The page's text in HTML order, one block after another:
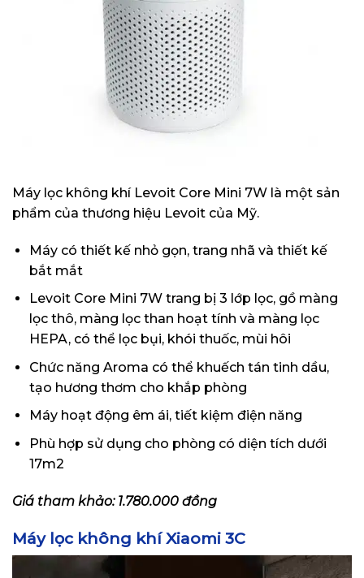
Máy lọc không khí Levoit Core Mini 7W là một sản
phẩm của thương hiệu Levoit của Mỹ.
Máy có thiết kế nhỏ gọn, trang nhã và thiết kế
bắt mắt
Levoit Core Mini 7W trang bị 3 lớp lọc, gồ màng
lọc thô, màng lọc than hoạt tính và màng lọc
HEPA, có thể lọc bụi, khói thuốc, mùi hôi
Chức năng Aroma có thể khuếch tán tinh dầu,
tạo hương thơm cho khắp phòng
Máy hoạt động êm ái, tiết kiệm điện năng
Phù hợp sử dụng cho phòng có diện tích dưới
17m2
Giá tham khảo: 1.780.000 đồng
Máy lọc không khí Xiaomi 3C